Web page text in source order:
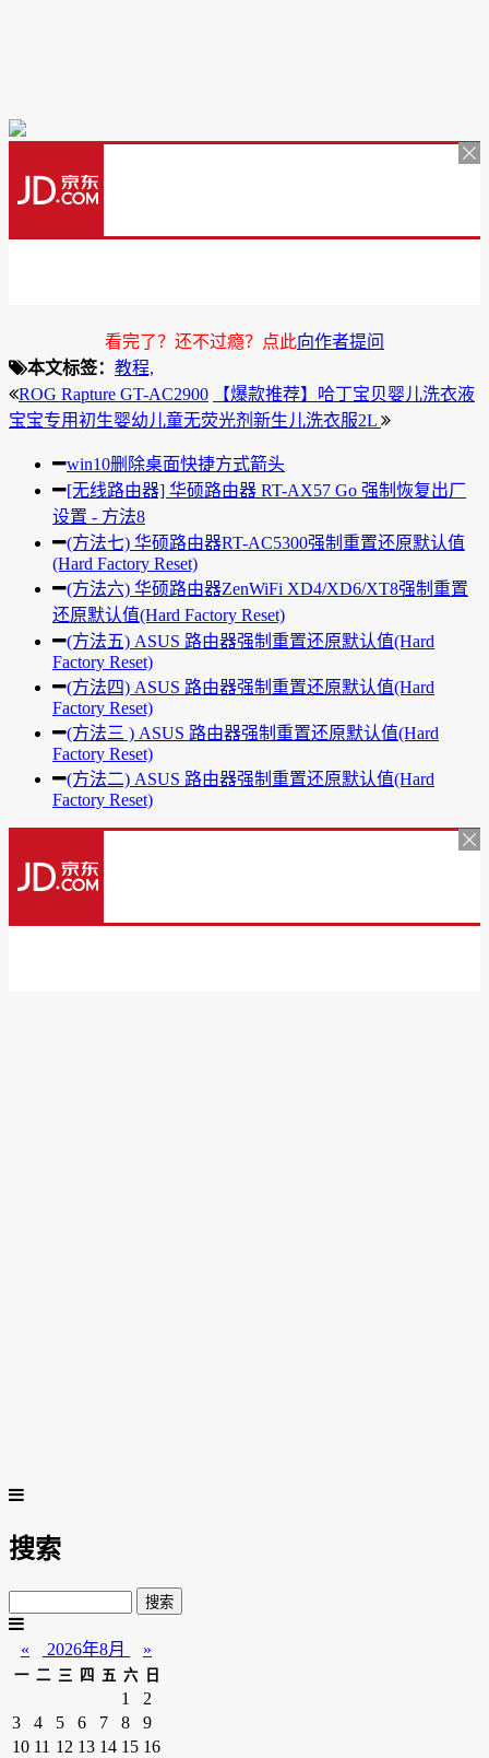
看完了？还不过瘾？点此向作者提问
本文标签： 教程,
ROG Rapture GT-AC2900
【爆款推荐】哈丁宝贝婴儿洗衣液
宝宝专用初生婴幼儿童无荧光剂新生儿洗衣服2L
win10删除桌面快捷方式箭头
[无线路由器] 华硕路由器 RT-AX57 Go 强制恢复出厂
设置 - 方法8
(方法七) 华硕路由器RT-AC5300强制重置还原默认值
(Hard Factory Reset)
(方法六) 华硕路由器ZenWiFi XD4/XD6/XT8强制重置
还原默认值(Hard Factory Reset)
(方法五) ASUS 路由器强制重置还原默认值(Hard
Factory Reset)
(方法四) ASUS 路由器强制重置还原默认值(Hard
Factory Reset)
(方法三 ) ASUS 路由器强制重置还原默认值(Hard
Factory Reset)
(方法二) ASUS 路由器强制重置还原默认值(Hard
Factory Reset)
搜索
« 2026年8月 »
一 二 三 四 五 六 日
1
2
3
4 5 6 7 8
9
10 11 12 13 14 15 16